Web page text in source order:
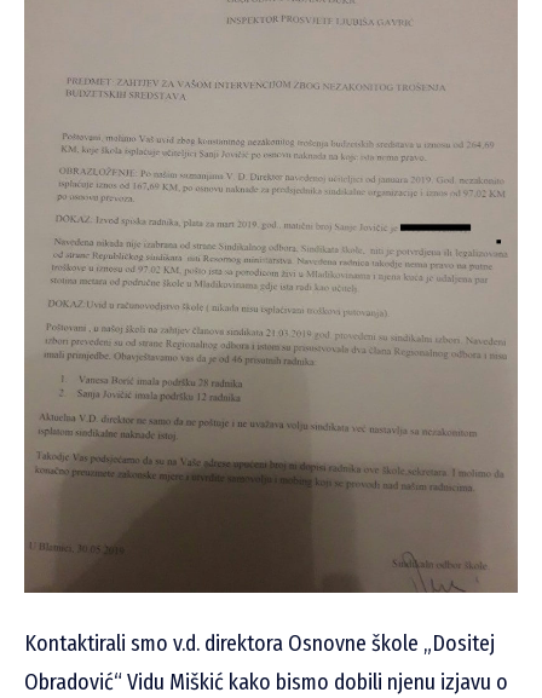
Kontaktirali smo v.d. direktora Osnovne škole „Dositej
Obradović“ Vidu Miškić kako bismo dobili njenu izjavu o